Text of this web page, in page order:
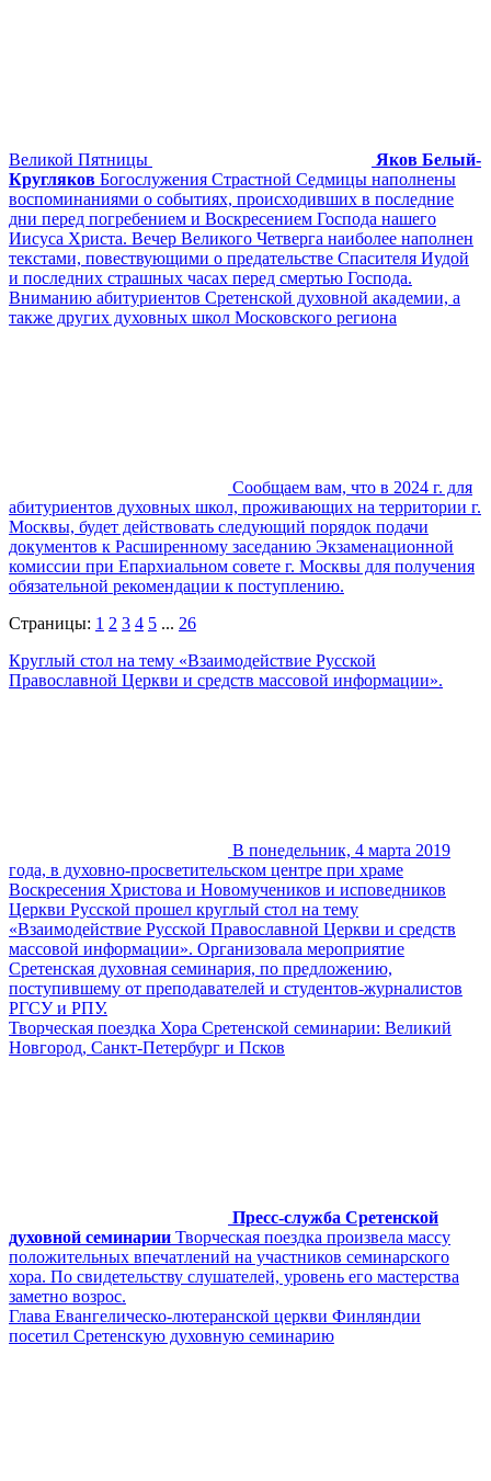
Великой Пятницы
Яков Белый-
Кругляков Богослужения Страстной Седмицы наполнены
воспоминаниями о событиях, происходивших в последние
дни перед погребением и Воскресением Господа нашего
Иисуса Христа. Вечер Великого Четверга наиболее наполнен
текстами, повествующими о предательстве Спасителя Иудой
и последних страшных часах перед смертью Господа.
Вниманию абитуриентов Сретенской духовной академии, а
также других духовных школ Московского региона
Сообщаем вам, что в 2024 г. для
абитуриентов духовных школ, проживающих на территории г.
Москвы, будет действовать следующий порядок подачи
документов к Расширенному заседанию Экзаменационной
комиссии при Епархиальном совете г. Москвы для получения
обязательной рекомендации к поступлению.
Страницы: 1 2 3 4 5 ... 26
Круглый стол на тему «Взаимодействие Русской
Православной Церкви и средств массовой информации».
В понедельник, 4 марта 2019
года, в духовно-просветительском центре при храме
Воскресения Христова и Новомучеников и исповедников
Церкви Русской прошел круглый стол на тему
«Взаимодействие Русской Православной Церкви и средств
массовой информации». Организовала мероприятие
Сретенская духовная семинария, по предложению,
поступившему от преподавателей и студентов-журналистов
РГСУ и РПУ.
Творческая поездка Хора Сретенской семинарии: Великий
Новгород, Санкт-Петербург и Псков
Пресс-служба Сретенской
духовной семинарии Творческая поездка произвела массу
положительных впечатлений на участников семинарского
хора. По свидетельству слушателей, уровень его мастерства
заметно возрос.
Глава Евангелическо-лютеранской церкви Финляндии
посетил Сретенскую духовную семинарию